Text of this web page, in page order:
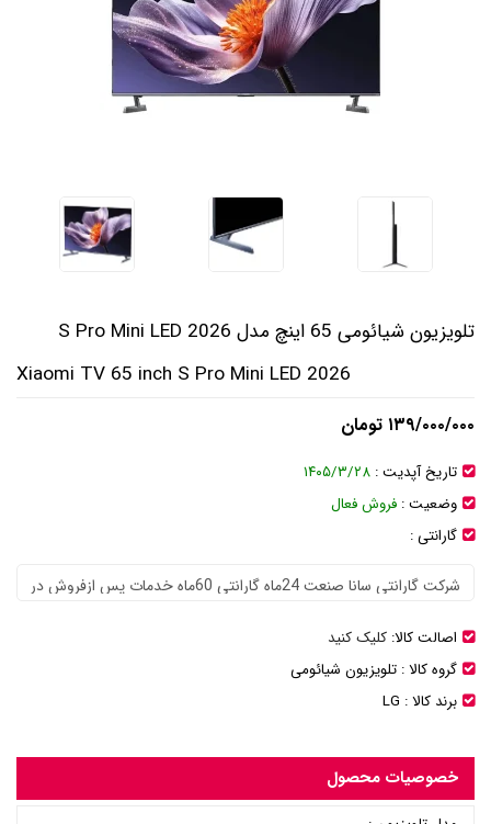
تلویزیون شیائومی 65 اینچ مدل S Pro Mini LED 2026
Xiaomi TV 65 inch S Pro Mini LED 2026
۱۳۹/۰۰۰/۰۰۰ تومان
تاریخ آپدیت : ۱۴۰۵/۳/۲۸
وضعیت : فروش فعال
گارانتی :
اصالت کالا: کلیک کنید
گروه کالا : تلویزیون شیائومی
برند کالا : LG
خصوصیات محصول